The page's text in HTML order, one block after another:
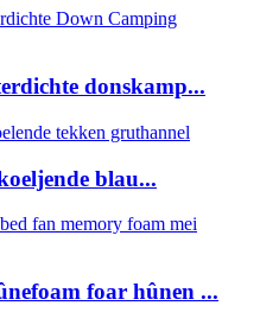
donskamp...
blau...
foar hûnen ...